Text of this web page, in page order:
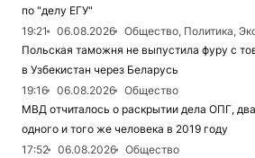
по "делу ЕГУ"
19:21
06.08.2026
Общество, Политика,
Польская таможня не выпустила фуру с
в Узбекистан через Беларусь
19:16
06.08.2026
Общество
МВД отчиталось о раскрытии дела ОПГ,
одного и того же человека в 2019 году
17:52
06.08.2026
Общество